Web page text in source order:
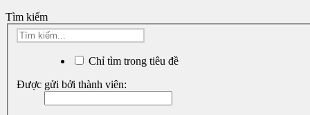
Tìm kiếm
Chỉ tìm trong tiêu đề
Được gửi bởi thành viên: